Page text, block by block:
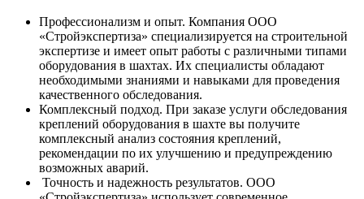
Профессионализм и опыт. Компания ООО
«Стройэкспертиза» специализируется на строительной
экспертизе и имеет опыт работы с различными типами
оборудования в шахтах. Их специалисты обладают
необходимыми знаниями и навыками для проведения
качественного обследования.
Комплексный подход. При заказе услуги обследования
креплений оборудования в шахте вы получите
комплексный анализ состояния креплений,
рекомендации по их улучшению и предупреждению
возможных аварий.
Точность и надежность результатов. ООО